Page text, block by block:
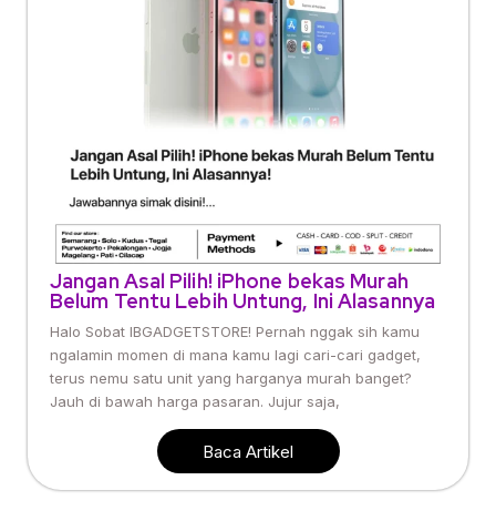
Jangan Asal Pilih! iPhone bekas Murah
Belum Tentu Lebih Untung, Ini Alasannya
Halo Sobat IBGADGETSTORE! Pernah nggak sih kamu
ngalamin momen di mana kamu lagi cari-cari gadget,
terus nemu satu unit yang harganya murah banget?
Jauh di bawah harga pasaran. Jujur saja,
Baca Artikel